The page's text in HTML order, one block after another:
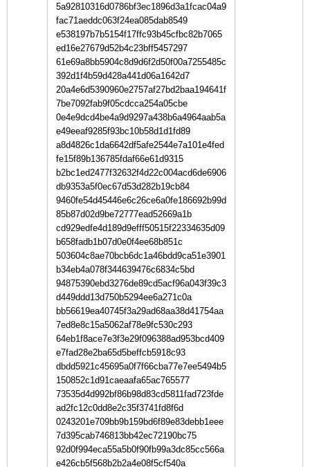
5a92810316d0786bf3ec1896d3a1fcac04a9
fac71aeddc063f24ea085dab8549
e538197b7b5154f17ffc93b45cfbc82b7065
ed16e27679d52b4c23bff5457297
61e69a8bb5904c8d9d6f2d50f00a7255485c
392d1f4b59d428a441d06a1642d7
20a4e6d5390960e2757af27bd2baa194641f
7be7092fab9f05cdcca254a05cbe
0e4e9dcd4be4a9d9297a438b6a4964aab5a
e49eeaf9285f93bc10b58d1d1fd89
a8d4826c1da6642df5afe2544e7a101e4fed
fe15f89b136785fdaf66e61d9315
b2bc1ed2477f32632f4d22c004acd6de6906
db9353a5f0ec67d53d282b19cb84
9460fe54d45446e6c26ce6a0fe186692b99d
85b87d02d9be72777ead52669a1b
cd929edfe4d189d9efff50515f22334635d09
b658fadb1b07d0e0f4ee68b851c
503604c8ae70bcb6dc1a46bdd9ca51e3901
b34eb4a078f344639476c6834c5bd
94875390ebd3276de89cd5acf96a043f39c3
d449ddd13d750b5294ee6a271c0a
bb56619ea40745f3a29ad68aa38d41754aa
7ed8e8c15a5062af78e9fc530c293
64eb1f8ace7e3f3e29f096388ad953bcd409
e7fad28e2ba65d5beffcb5918c93
dbdd5921c45695a0f7f66cba77e7ee5494b5
150852c1d91caeaafa65ac765577
73535d4d992bf86b98d83cd5811fad723fde
ad2fc12c0dd8e2c35f3741fd8f6d
0243201e709bb9b159bd6f89e83debb1eee
7d395cab746813bb42ec72190bc75
92d0f994eca55a5b0f90fb99a3dc85cc566a
e426cb5f568b2b2a4e08f5cf540a